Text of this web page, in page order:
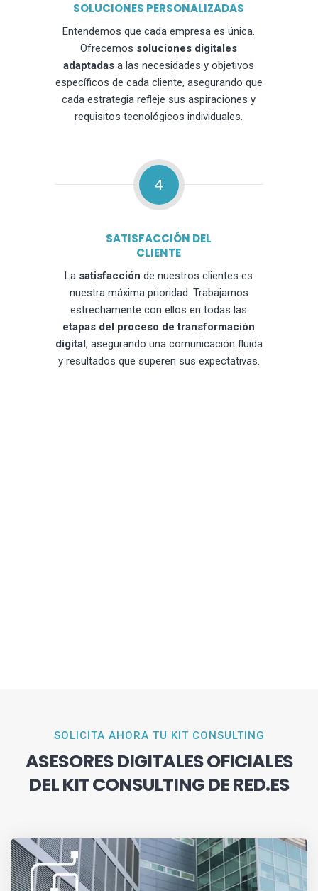
SOLUCIONES PERSONALIZADAS
Entendemos que cada empresa es única.
Ofrecemos soluciones digitales
adaptadas a las necesidades y objetivos
específicos de cada cliente, asegurando que
cada estrategia refleje sus aspiraciones y
requisitos tecnológicos individuales.
4
SATISFACCIÓN DEL
CLIENTE
La satisfacción de nuestros clientes es
nuestra máxima prioridad. Trabajamos
estrechamente con ellos en todas las
etapas del proceso de transformación
digital, asegurando una comunicación fluida
y resultados que superen sus expectativas.
SOLICITA AHORA TU KIT CONSULTING
ASESORES DIGITALES OFICIALES
DEL KIT CONSULTING DE RED.ES